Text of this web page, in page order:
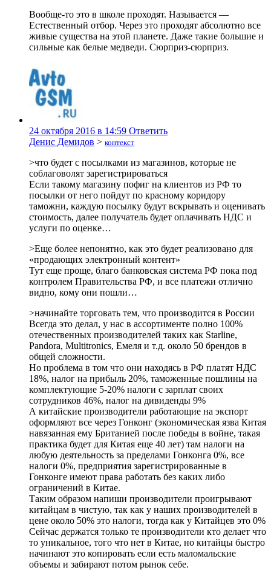
Вообще-то это в школе проходят. Называется —
Естественный отбор. Через это проходят абсолютно все
живые существа на этой планете. Даже такие большие и
сильные как белые медведи. Сюрприз-сюрприз.
24 октября 2016 в 14:59 Ответить
Денис Демидов > контекст
>что будет с посылками из магазинов, которые не
соблаговолят зарегистрироваться
Если такому магазину пофиг на клиентов из РФ то
посылки от него пойдут по красному коридору
таможни, каждую посылку будут вскрывать и оценивать
стоимость, далее получатель будет оплачивать НДС и
услуги по оценке…
>Еще более непонятно, как это будет реализовано для
«продающих электронный контент»
Тут еще проще, благо банковская система РФ пока под
контролем Правительства РФ, и все платежи отлично
видно, кому они пошли…
>начинайте торговать тем, что производится в России
Всегда это делал, у нас в ассортименте полно 100%
отечественных производителей таких как Starline,
Pandora, Multitronics, Емеля и т.д. около 50 брендов в
общей сложности.
Но проблема в том что они находясь в РФ платят НДС
18%, налог на прибыль 20%, таможенные пошлины на
комплектующие 5-20% налоги с зарплат своих
сотрудников 46%, налог на дивиденды 9%
А китайские производители работающие на экспорт
оформляют все через Гонконг (экономическая язва Китая
навязанная ему Британией после победы в войне, такая
практика будет для Китая еще 40 лет) там налоги на
любую деятельность за пределами Гонконга 0%, все
налоги 0%, предприятия зарегистрированные в
Гонконге имеют права работать без каких либо
ограничений в Китае.
Таким образом напиши производители проигрывают
китайцам в чистую, так как у наших производителей в
цене около 50% это налоги, тогда как у Китайцев это 0%
Сейчас держатся только те производители кто делает что
то уникальное, того что нет в Китае, но китайцы быстро
начинают это копировать если есть маломальские
объемы и забирают потом рынок себе.